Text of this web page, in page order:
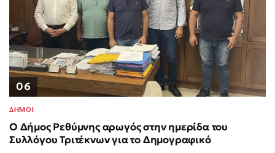
06
ΔΗΜΟΙ
Ο Δήμος Ρεθύμνης αρωγός στην ημερίδα του
Συλλόγου Τριτέκνων για το Δημογραφικό